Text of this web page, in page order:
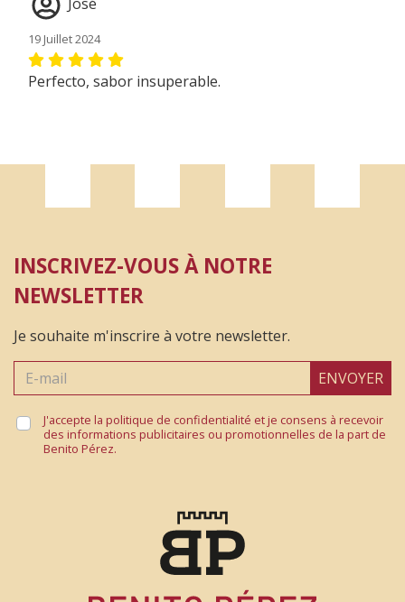
19 Juillet 2024
Perfecto, sabor insuperable.
INSCRIVEZ-VOUS À NOTRE
NEWSLETTER
Je souhaite m'inscrire à votre newsletter.
ENVOYER
J'accepte la politique de confidentialité et je consens à recevoir
des informations publicitaires ou promotionnelles de la part de
Benito Pérez.